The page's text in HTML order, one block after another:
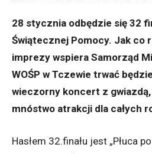
28 stycznia odbędzie się 32
Świątecznej Pomocy. Jak co
imprezy wspiera Samorząd
WOŚP w Tczewie trwać
wieczorny koncert z gwiazdą,
mnóstwo atrakcji dla całych
Hasłem 32.finału jest „Płuca